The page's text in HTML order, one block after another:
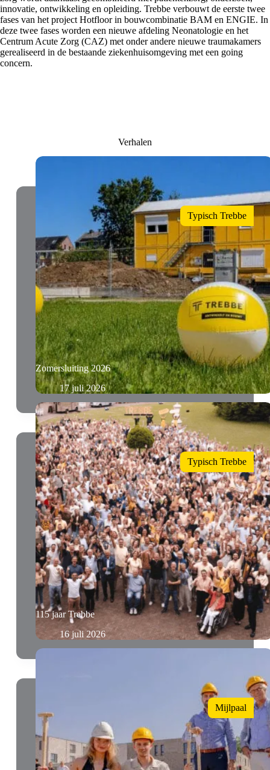
innovatie, ontwikkeling en opleiding. Trebbe verbouwt de eerste twee
fases van het project Hotfloor in bouwcombinatie BAM en ENGIE. In
deze twee fases worden een nieuwe afdeling Neonatologie en het
Centrum Acute Zorg (CAZ) met onder andere nieuwe traumakamers
gerealiseerd in de bestaande ziekenhuisomgeving met een going
concern.
Verhalen
Typisch Trebbe
Zomersluiting 2026
17 juli 2026
Typisch Trebbe
115 jaar Trebbe
16 juli 2026
Mijlpaal